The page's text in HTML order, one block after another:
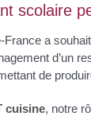
scolaire
France a
d’un
de
cuisine, notre